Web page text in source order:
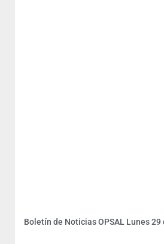
Boletín de Noticias OPSAL Lunes 29